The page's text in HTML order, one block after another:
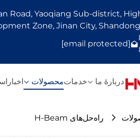
Road, Yaoqiang Sub-district,
Zone, Jinan City,
[email protected]
دربارهٔ ما خدماتمحصولات اخبار
راه‌حل‌های H-Beam